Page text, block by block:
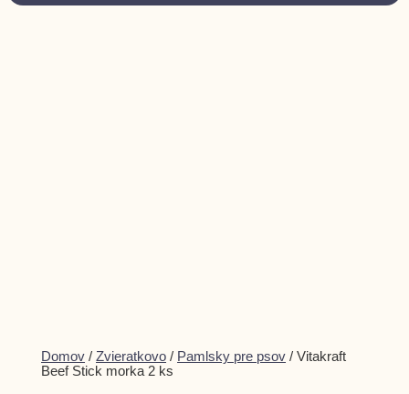
Domov /Zvieratkovo / Pamlsky pre psov / Vitakraft
Beef Stick morka 2 ks
Dismiss
notification